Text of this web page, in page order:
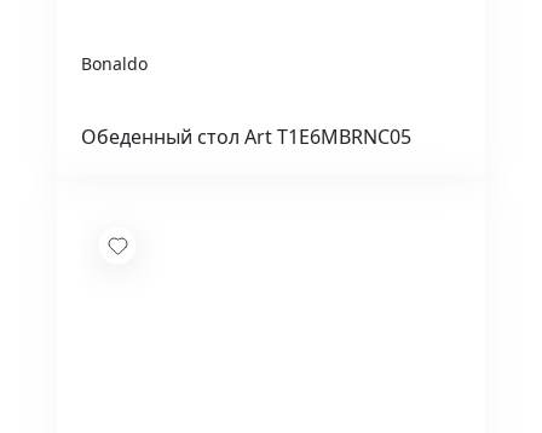
Bonaldo
Обеденный стол Art T1E6MBRNC05